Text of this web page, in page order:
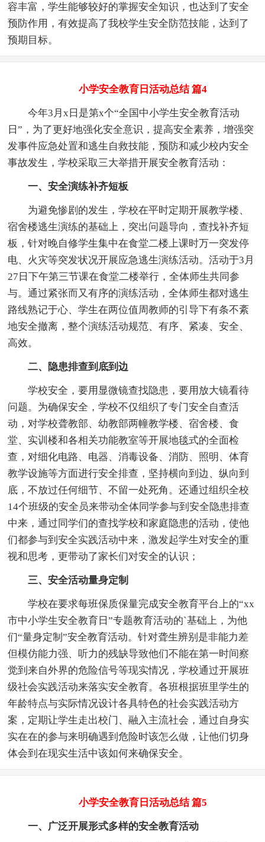
容丰富，学生能够较好的掌握安全知识，也达到了安全
预防作用，有效提高了我校学生安全防范技能，达到了
预期目标。
小学安全教育日活动总结 篇4
今年3月x日是第x个“全国中小学生安全教育活动
日”，为了更好地强化安全意识，提高安全素养，增强突
发事件应急处置和逃生自救技能，预防和减少校内安全
事故发生，学校采取三大举措开展安全教育活动：
一、安全演练补齐短板
为避免惨剧的发生，学校在平时定期开展教学楼、
宿舍楼逃生演练的基础上，突出问题导向，查找补齐短
板，针对晚自修学生集中在食堂二楼上课时万一突发停
电、火灾等突发状况开展应急逃生演练活动。活动于3月
27日下午第三节课在食堂二楼举行，全体师生共同参
与。通过紧张而又有序的演练活动，全体师生都对逃生
路线熟记于心、学生在两位值周教师的引导下有条不紊
地安全撤离，整个演练活动规范、有序、紧凑、安全、
高效。
二、隐患排查到底到边
学校安全，要用显微镜查找隐患，要用放大镜看待
问题。为确保安全，学校不仅组织了专门安全自查活
动，对学校聋教部、幼教部两幢教学楼、宿舍楼、食
堂、实训楼和各相关功能教室等开展地毯式的全面检
查，对细化电路、电器、消毒设备、消防、照明、体育
教学设施等方面进行安全排查，坚持横向到边、纵向到
底，不放过任何细节、不留一处死角。还通过组织全校
14个班级的安全员来带动全体同学参与到安全隐患排查
中来，通过同学们的查找学校和家庭隐患的活动，使他
们都参与到安全实践活动中来，激发起学生对安全的重
视和思考，更带动了家长们对安全的认识；
三、安全活动量身定制
学校在要求每班保质保量完成安全教育平台上的“xx
市中小学生安全教育日”专题教育活动的`基础上，为他
们“量身定制”安全教育活动。针对聋生辨别是非能力差
但模仿能力强、听力的残缺导致他们不能在第一时间察
觉到来自外界的危险信号等现实情况，学校通过开展班
级社会实践活动来落实安全教育。各班根据班里学生的
年龄特点与实际情况设计各具特色的社会实践活动方
案，定期让学生走出校门、融入主流社会，通过自身实
实在在的参与来明确遇到危险时该怎么做，让他们切身
体会到在现实生活中该如何来确保安全。
小学安全教育日活动总结 篇5
一、广泛开展形式多样的安全教育活动